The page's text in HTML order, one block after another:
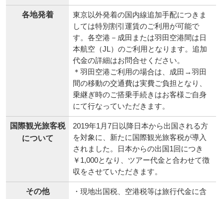
各地発着
東京以外発着の国内線追加手配につきま
しては特別割引運賃のご利用が可能で
す。各空港－成田または羽田空港間は日
本航空（JL）のご利用となります。追加
代金の詳細はお問合せください。
＊羽田空港ご利用の場合は、成田→羽田
間の移動の交通費は実費ご負担となり、
乗継ぎ時のご搭乗手続きはお客様ご自身
にて行なっていただきます。
国際観光旅客税
について
2019年1月7日以降日本から出国される方
を対象に、新たに国際観光旅客税が導入
されました。日本からの出国1回につき
￥1,000となり、ツアー代金と合わせて徴
収をさせていただきます。
その他
・現地出国税、空港税等は旅行代金に含